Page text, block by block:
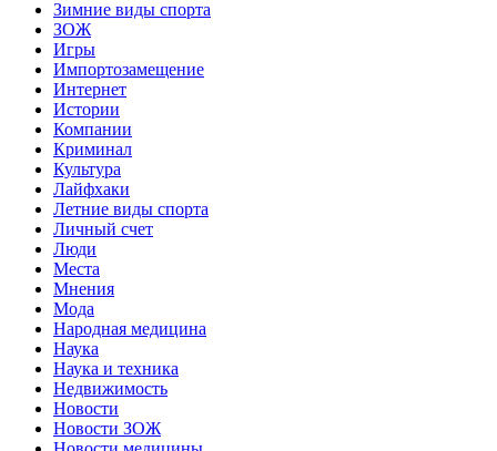
Зимние виды спорта
ЗОЖ
Игры
Импортозамещение
Интернет
Истории
Компании
Криминал
Культура
Лайфхаки
Летние виды спорта
Личный счет
Люди
Места
Мнения
Мода
Народная медицина
Наука
Наука и техника
Недвижимость
Новости
Новости ЗОЖ